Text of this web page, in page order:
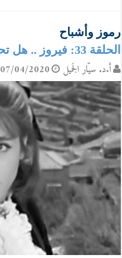
رموز وأشباح
الحلقة 33: فيروز .. هل تحققّت نبوءتها عن بغداد ؟
أ.د. سيّار الجَميل 07/04/2020